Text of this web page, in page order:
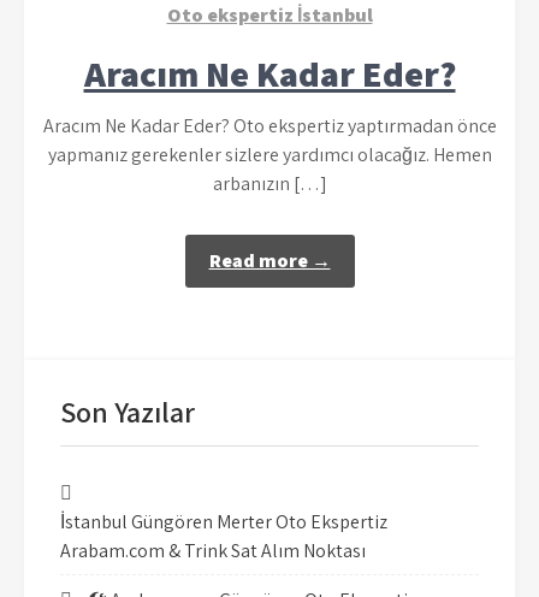
Oto ekspertiz İstanbul
Aracım Ne Kadar Eder?
Aracım Ne Kadar Eder? Oto ekspertiz yaptırmadan önce
yapmanız gerekenler sizlere yardımcı olacağız. Hemen
arbanızın […]
Read more →
Son Yazılar
İstanbul Güngören Merter Oto Ekspertiz
Arabam.com & Trink Sat Alım Noktası